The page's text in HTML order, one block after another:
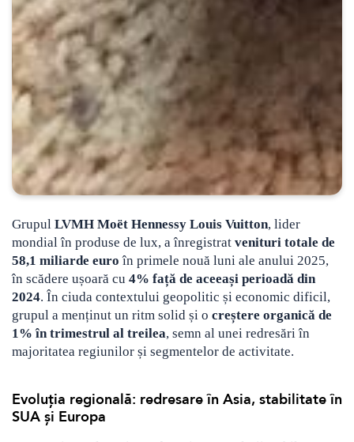
Grupul LVMH Moët Hennessy Louis Vuitton, lider
mondial în produse de lux, a înregistrat venituri totale de
58,1 miliarde euro în primele nouă luni ale anului 2025,
în scădere ușoară cu 4% față de aceeași perioadă din
2024. În ciuda contextului geopolitic și economic dificil,
grupul a menținut un ritm solid și o creștere organică de
1% în trimestrul al treilea, semn al unei redresări în
majoritatea regiunilor și segmentelor de activitate.
Evoluția regională: redresare în Asia, stabilitate în
SUA și Europa